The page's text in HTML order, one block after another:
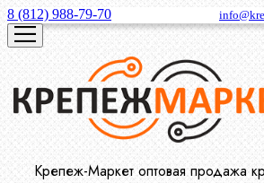
8 (812) 988-79-70
Крепеж-Маркет оптовая продажа